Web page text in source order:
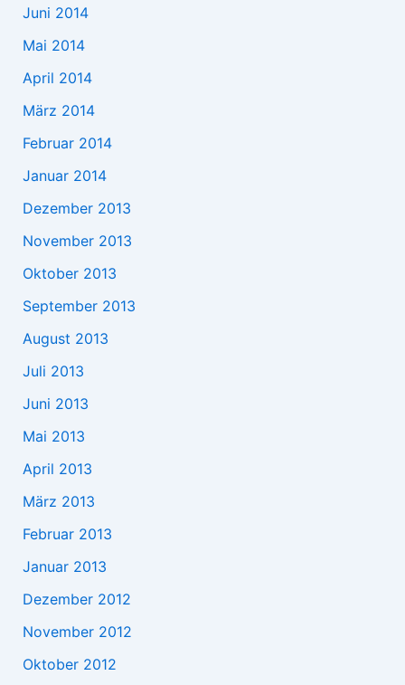
Juni 2014
Mai 2014
April 2014
März 2014
Februar 2014
Januar 2014
Dezember 2013
November 2013
Oktober 2013
September 2013
August 2013
Juli 2013
Juni 2013
Mai 2013
April 2013
März 2013
Februar 2013
Januar 2013
Dezember 2012
November 2012
Oktober 2012